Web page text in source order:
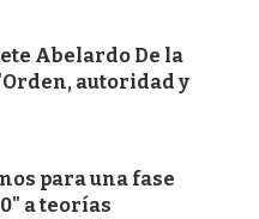
Abelardo De la
autoridad y
para una fase
a teorías